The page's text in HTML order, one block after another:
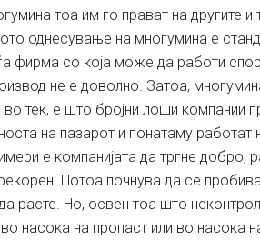
тоа им го прават на другите
однесување на многумина е
фирма со која може да работи
не е доволно. Затоа,
во тек, е што бројни лоши
на пазарот и понатаму
е компанијата да тргне добро,
Потоа почнува да се
расте. Но, освен тоа што
во насока на пропаст или во насока